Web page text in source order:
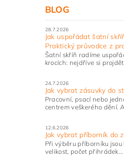
BLOG
28.7.2026
Jak uspořádat šatní
Praktický průvodce z
Šatní skříň radíme
krocích: nejdříve si
24.7.2026
Jak vybrat zásuvky do
Pracovní, psací nebo
centrem veškerého dění.
12.6.2026
Jak vybrat příborník do
Při výběru příborníku jsou
velikost, počet přihrádek...